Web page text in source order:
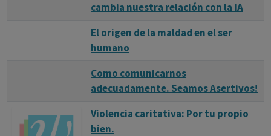
cambia nuestra relación con la IA
El origen de la maldad en el ser
humano
Como comunicarnos
adecuadamente. Seamos Asertivos!
Violencia caritativa: Por tu propio
bien.